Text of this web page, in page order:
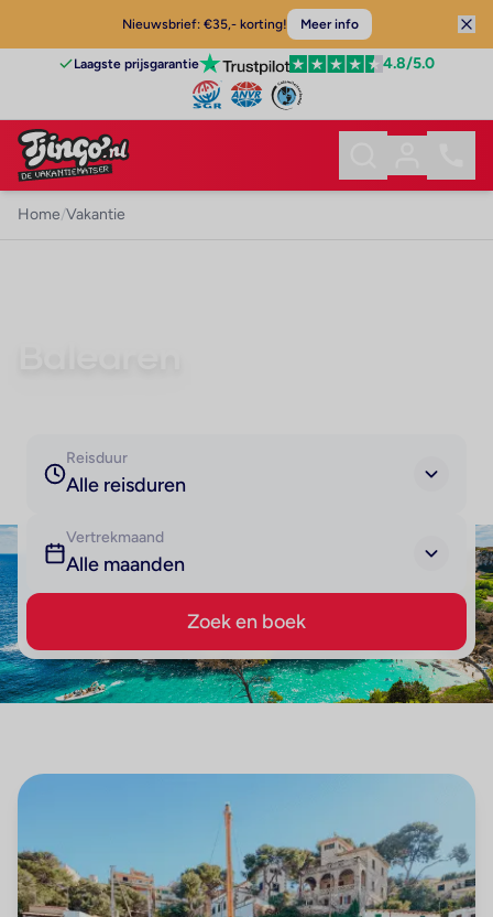
Nieuwsbrief: €35,- korting! Meer info
Laagste prijsgarantie 4.8/5.0
Home/Vakantie
Reisduur
Alle reisduren
Vertrekmaand
Alle maanden
Zoek en boek